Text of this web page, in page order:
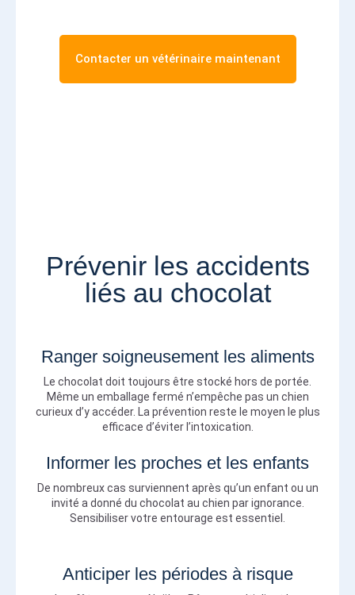
Contacter un vétérinaire maintenant
Prévenir les accidents
liés au chocolat
Ranger soigneusement les aliments
Le chocolat doit toujours être stocké hors de portée.
Même un emballage fermé n’empêche pas un chien
curieux d’y accéder. La prévention reste le moyen le plus
efficace d’éviter l’intoxication.
Informer les proches et les enfants
De nombreux cas surviennent après qu’un enfant ou un
invité a donné du chocolat au chien par ignorance.
Sensibiliser votre entourage est essentiel.
Anticiper les périodes à risque